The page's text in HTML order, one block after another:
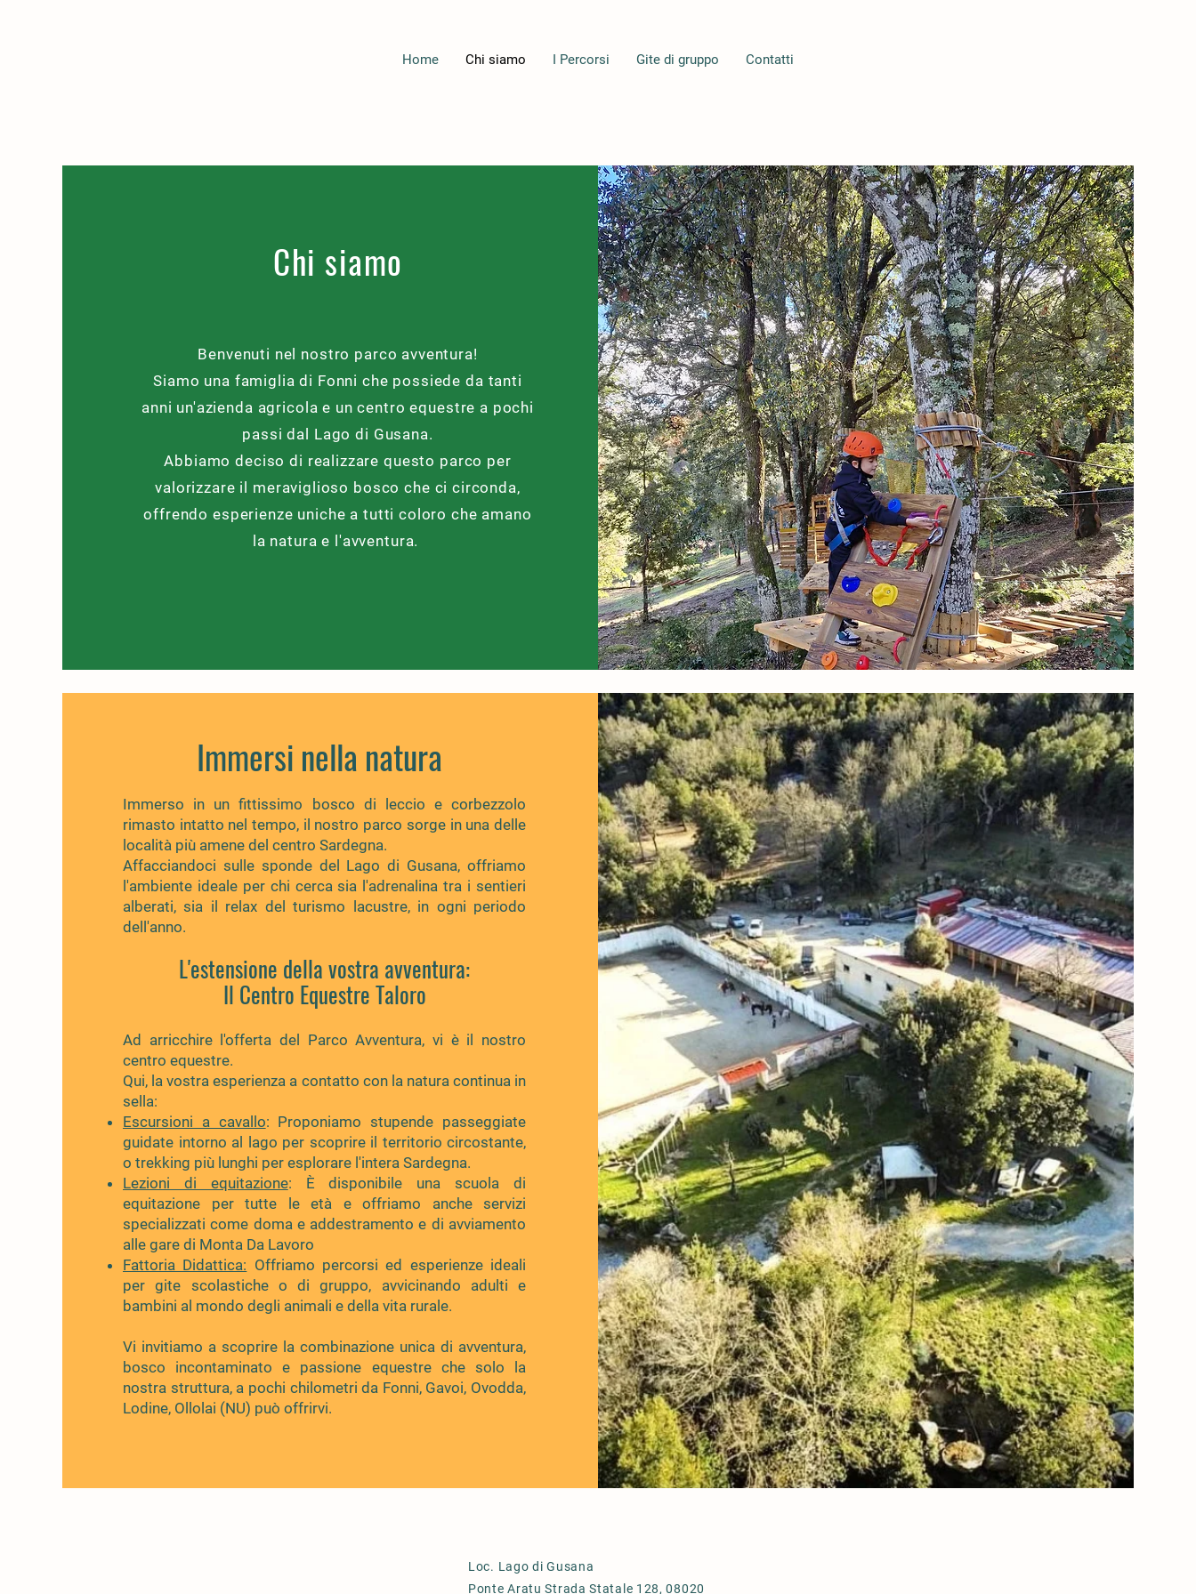
Home Chi siamo I Percorsi Gite di gruppo Contatti
Chi siamo
Benvenuti nel nostro parco avventura!
Siamo una famiglia di Fonni che possiede da tanti
anni un'azienda agricola e un centro equestre a pochi
passi dal Lago di Gusana.
Abbiamo deciso di realizzare questo parco per
valorizzare il meraviglioso bosco che ci circonda,
offrendo esperienze uniche a tutti coloro che amano
la natura e l'avventura.
Immersi nella natura
Immerso in un fittissimo bosco di leccio e corbezzolo
rimasto intatto nel tempo, il nostro parco sorge in una delle
località più amene del centro Sardegna.
Affacciandoci sulle sponde del Lago di Gusana, offriamo
l'ambiente ideale per chi cerca sia l'adrenalina tra i sentieri
alberati, sia il relax del turismo lacustre, in ogni periodo
dell'anno.
L'estensione della vostra avventura:
Il Centro Equestre Taloro
Ad arricchire l'offerta del Parco Avventura, vi è il nostro
centro equestre.
Qui, la vostra esperienza a contatto con la natura continua in
sella:
Escursioni a cavallo: Proponiamo stupende passeggiate
guidate intorno al lago per scoprire il territorio circostante,
o trekking più lunghi per esplorare l'intera Sardegna.
Lezioni di equitazione: È disponibile una scuola di
equitazione per tutte le età e offriamo anche servizi
specializzati come doma e addestramento e di avviamento
alle gare di Monta Da Lavoro
Fattoria Didattica: Offriamo percorsi ed esperienze ideali
per gite scolastiche o di gruppo, avvicinando adulti e
bambini al mondo degli animali e della vita rurale.
Vi invitiamo a scoprire la combinazione unica di avventura,
bosco incontaminato e passione equestre che solo la
nostra struttura, a pochi chilometri da Fonni, Gavoi, Ovodda,
Lodine, Ollolai (NU) può offrirvi.
Loc. Lago di Gusana
Ponte Aratu Strada Statale 128, 08020